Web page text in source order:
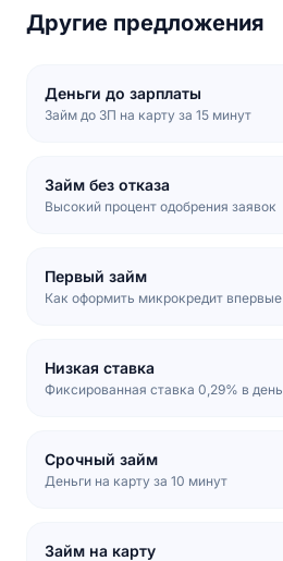
Другие предложения
Деньги до зарплаты
Займ до ЗП на карту за 15 минут
Займ без отказа
Высокий процент одобрения заявок
Первый займ
Как оформить микрокредит впервые
Низкая ставка
Фиксированная ставка 0,29% в день
Срочный займ
Деньги на карту за 10 минут
Займ на карту